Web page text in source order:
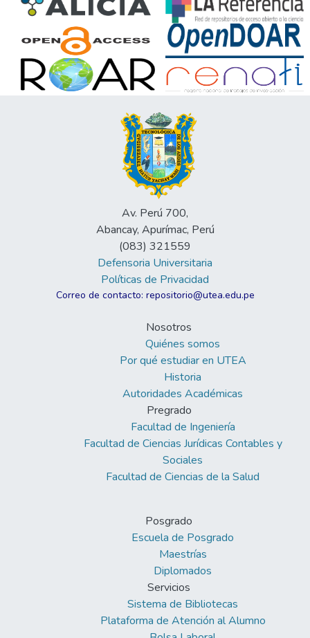
Av. Perú 700,
Abancay, Apurímac, Perú
(083) 321559
Defensoria Universitaria
Políticas de Privacidad
Correo de contacto: repositorio@utea.edu.pe
Nosotros
Quiénes somos
Por qué estudiar en UTEA
Historia
Autoridades Académicas
Pregrado
Facultad de Ingeniería
Facultad de Ciencias Jurídicas Contables y
Sociales
Facultad de Ciencias de la Salud
Posgrado
Escuela de Posgrado
Maestrías
Diplomados
Servicios
Sistema de Bibliotecas
Plataforma de Atención al Alumno